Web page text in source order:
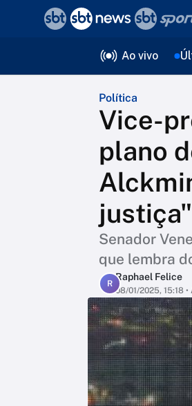
Ao vivo
Política
Vice-
plano
justiça"
Senador
que lembra
R
Raphael Felice
08/01/2025, 15:18 •
voltar
Editorias